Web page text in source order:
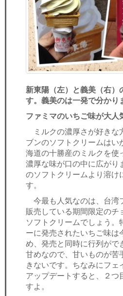
新東陽（左）と義美（右）
す。義美のは一発で分かり
ファミマのいちご味が大人
ミルクの濃厚さが好きな
ブンのソフトクリームはい
海道の十勝産のミルクを使
濃厚な味が口の中に広がり
のソフトクリームより溶け
す。
今最も人気なのは、台湾
販売している期間限定のチ
ソフトクリームでしょう。
ーに発売されたいちご味は
め、発売と同時に行列がで
甘めなので、甘いものが苦
きないです。ちなみにフェ
アップデートすると、２つ
すよ。